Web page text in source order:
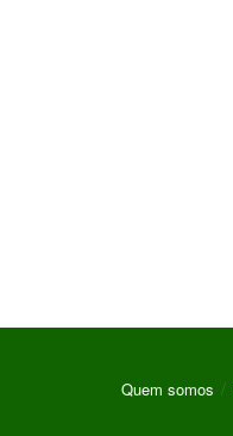
Quem somos